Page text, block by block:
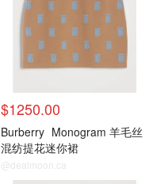
$1250.00
Burberry Monogram 羊毛丝
混纺提花迷你裙
@dealmoon.ca